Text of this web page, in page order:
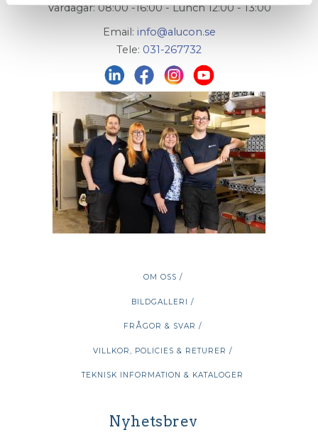
Vardagar: 08:00 -16:00 - Lunch 12:00 - 13:00
Email: info@alucon.se
Tele: 031-267732
OM OSS /
BILDGALLERI /
FRÅGOR & SVAR /
VILLKOR, POLICIES & RETURER /
TEKNISK INFORMATION & KATALOGER
Nyhetsbrev